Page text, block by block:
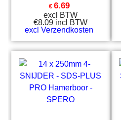
€ 6.69
excl BTW
€8.09 incl BTW
excl Verzendkosten